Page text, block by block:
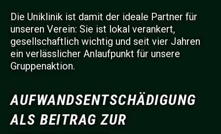
Die Uniklinik ist damit der ideale Partner für
unseren Verein: Sie ist lokal verankert,
gesellschaftlich wichtig und seit vier Jahren
ein verlässlicher Anlaufpunkt für unsere
Gruppenaktion.
AUFWANDSENTSCHÄDIGUNG
ALS BEITRAG ZUR